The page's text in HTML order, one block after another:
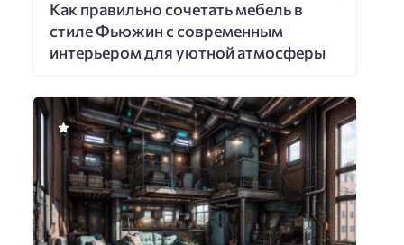
Как правильно сочетать мебель в
стиле Фьюжин с современным
интерьером для уютной атмосферы